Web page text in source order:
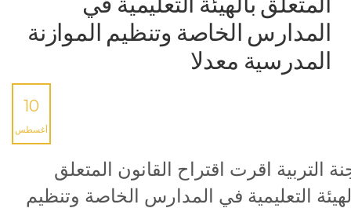
المدارس الخاصة وتنظيم الموازنة
المدرسية معدلا
10
أغسطس
التربية اقرت اقتراح القانون المتعلق
التعليمية في المدارس الخاصة وتنظيم